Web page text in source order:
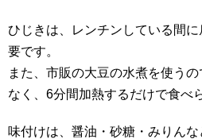
ひじきは、レンチンしている間
要です。
また、市販の大豆の水煮を使う
なく、6分間加熱するだけで食べ
味付けは、醤油・砂糖・みりんな